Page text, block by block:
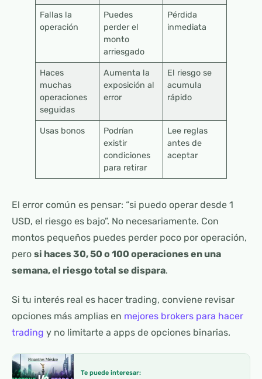
Fallas la
operación
Puedes
perder el
monto
arriesgado
Pérdida
inmediata
Haces
muchas
operaciones
seguidas
Aumenta la
exposición al
error
El riesgo se
acumula
rápido
Usas bonos
Podrían
existir
condiciones
para retirar
Lee reglas
antes de
aceptar
El error común es pensar: “si puedo operar desde 1
USD, el riesgo es bajo”. No necesariamente. Con
montos pequeños puedes perder poco por operación,
pero si haces 30, 50 o 100 operaciones en una
semana, el riesgo total se dispara.
Si tu interés real es hacer trading, conviene revisar
opciones más amplias en mejores brokers para hacer
trading y no limitarte a apps de opciones binarias.
Te puede interesar: